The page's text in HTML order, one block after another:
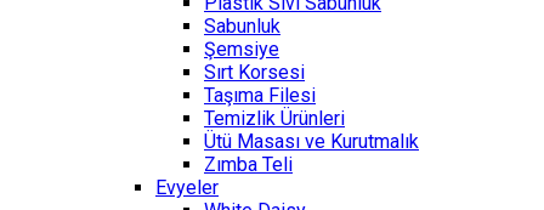
Sabunluk
Şemsiye
Sırt Korsesi
Taşıma Filesi
Temizlik Ürünleri
Ütü Masası ve Kurutmalık
Zımba Teli
Evyeler